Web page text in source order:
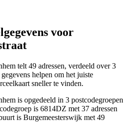
voor
telt 49 adressen, verdeeld over 3
helpen om het juiste
sneller te vinden.
is opgedeeld in 3 postcodegroepen
is 6814DZ met 37 adressen
is Burgemeesterswijk met 49